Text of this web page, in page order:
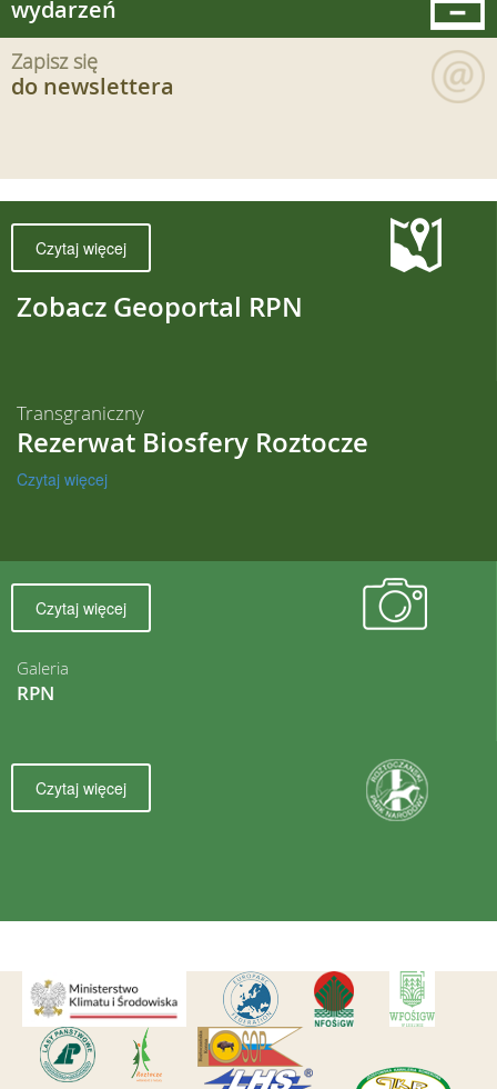
wydarzeń
Zapisz się
do newslettera
Zobacz Geoportal RPN
Czytaj więcej
Transgraniczny
Rezerwat Biosfery Roztocze
Czytaj więcej
Galeria
RPN
Czytaj więcej
Czytaj więcej